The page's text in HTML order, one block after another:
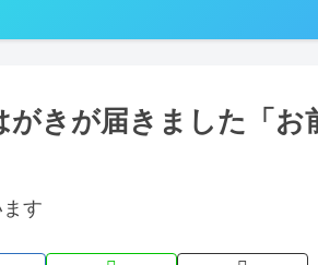
きが届きました「お
す